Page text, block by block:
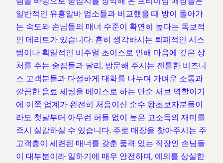
일반적인 유흥알바 업소들과 비교했을 때 방이 돌아가
는 속도와 손님들의 매너 수준이 확연히 높다는 독보적
인 메리트가 있습니다. 흔히 생각하시는 퇴폐적인 시스
템이나 획일적인 비주얼 초이스로 인해 마음에 깊은 상
처를 주는 술집들과 달리, 방문해 주시는 젠틀한 비즈니
스 고객분들과 다정하게 대화를 나누며 가벼운 소통과
깔끔한 음료 세팅을 베이스로 하는 단순 서브 역할이기
에 이쪽 업계가 완전히 처음이신 순수 왕초보자분들이
라도 첫날부터 아무런 허들 없이 높은 고소득의 재미를
즉시 실감하실 수 있습니다. 주로 매장을 찾아주시는 주
고객층이 세련된 매너를 갖춘 품격 있는 직장인 손님들
이 대부분이라 일하기에 매우 안전하며, 예의를 상실한